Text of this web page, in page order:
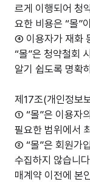
르게 이행되어 청
요한 비용은 “몰”
④ 이용자가 재화
“몰”은 청약철회
알기 쉽도록 명확
제17조(개인정보
① “몰”은 이용자
필요한 범위에서
② “몰”은 회원가
수집하지 않습니
매계약 이전에 본